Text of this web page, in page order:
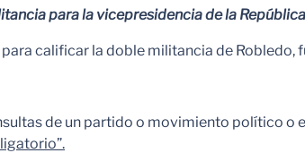
para la vicepresidencia de la
calificar la doble militancia de
de un partido o movimiento político o